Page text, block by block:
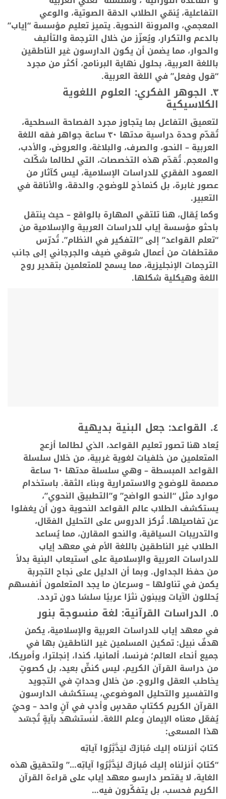
التفاعلية، يُنمّي الطلاب الدقة الصوتية، والوعي
المعجمي، والمرونة النحوية. يتميز تعليم مؤسسة “إياب”
بالدعم والتكرار، ويُعزّز من خلال الترجمة والتأليف
والحوار، مما يضمن أن يكون الدارسون غير الناطقين
باللغة العربية، بحلول نهاية البرنامج، أكثر من مجرد
“قول وفعل” في اللغة العربية.
٣. الجوهر الفكري: العلوم اللغوية
الكلاسيكية
لتعميق التفاعل بما يتجاوز مجرد الفصاحة السطحية،
تُقدّم وحدة دراسية مدتها ٣٠ ساعة جواهر فقه اللغة
العربية – النحو، والصرف، والبلاغة، والعروض، والأدب،
والمعجم. تُقدّم هذه التخصصات، التي لطالما شكّلت
العمود الفقري للدراسات الإسلامية، ليس كآثار من
عصور غابرة، بل كنماذج للوضوح، والدقة، والأناقة في
التعبير.
وكما يُقال، هنا تلتقي المهارة بالواقع – حيث ينتقل
باحثو مؤسسة إياب للدراسات العربية والإسلامية من
“تعلم القواعد” إلى “التفكير في النظام”. تُدرّس
مقتطفات من أعمال شوقي ضيف والجرجاني إلى جانب
الترجمات الإنجليزية، مما يسمح للمتعلمين بتقدير روح
اللغة وهيكلية شكلها.
٤. القواعد: جعل البنية بديهية
يُعاد هنا تصور تعليم القواعد، الذي لطالما أزعج
المتعلمين من خلفيات لغوية غربية، من خلال سلسلة
القواعد المبسطة – وهي سلسلة مدتها ٦٠ ساعة
مصممة للوضوح والاستمرارية وبناء الثقة. باستخدام
موارد مثل “النحو الواضح” و”التطبيق النحوي”،
يستكشف الطلاب عالم القواعد النحوية دون أن يغفلوا
عن تفاصيلها. تُركز الدروس على التحليل الفعّال،
والتدريبات السياقية، والنحو المقارن، مما يُساعد
الطلاب غير الناطقين باللغة الأم في معهد إياب
للدراسات العربية والإسلامية على استيعاب البنية بدلاً
من حفظ الجداول. وبما أن الدليل على نجاح التجربة
يكمن في تناولها – وسرعان ما يجد المتعلمون أنفسهم
يُحللون الآيات ويبنون نثرًا عربيًا سلسًا دون تردد.
٥. الدراسات القرآنية: لغة منسوجة بنور
في معهد إياب للدراسات العربية والإسلامية، يكمن
هدفٌ نبيل: تمكين المسلمين غير الناطقين بها في
جميع أنحاء العالم؛ فرنسا، ألمانيا، كندا، إنجلترا، وأمريكا،
من دراسة القرآن الكريم، ليس كنصٍّ بعيد، بل كصوتٍ
يخاطب العقل والروح. من خلال وحداتٍ في التجويد
والتفسير والتحليل الموضوعي، يستكشف الدارسون
القرآن الكريم ككتابٍ مقدسٍ وأدبٍ في آنٍ واحد – وحيٌ
يُفعّل معناه الإيمان وعلم اللغة. لنستشهد بآيةٍ تُجسّد
هذا المسعى:
كتابٌ أنزلناه إليك مُبَارَكٌ ليَدَّبَّرُوا آياتِه
“كتابٌ أنزلناه إليك مُبارَكٌ ليَدَّبَّرُوا آياتِه…” ولتحقيق هذه
الغاية، لا يقتصر دارسو معهد إياب على قراءة القرآن
الكريم فحسب، بل يتفكّرون فيه…